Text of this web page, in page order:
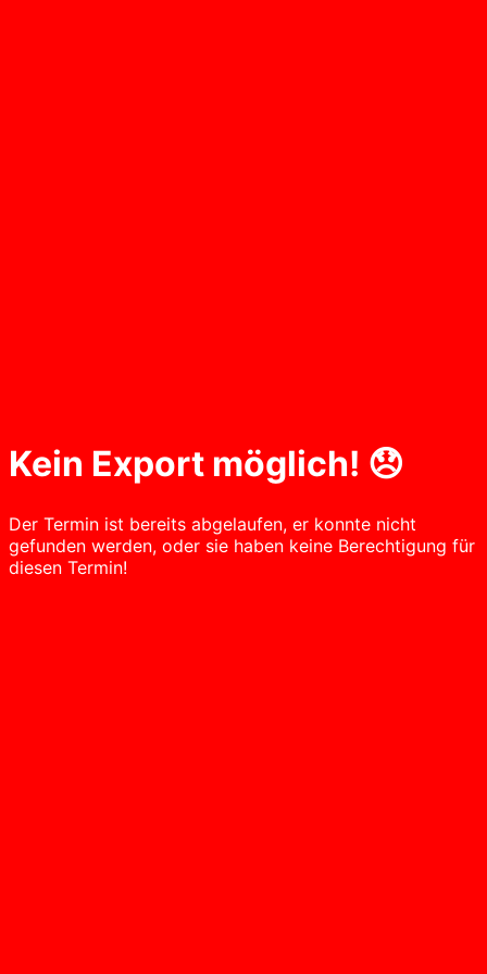
Kein Export möglich! 😞
Der Termin ist bereits abgelaufen, er konnte nicht
gefunden werden, oder sie haben keine Berechtigung für
diesen Termin!